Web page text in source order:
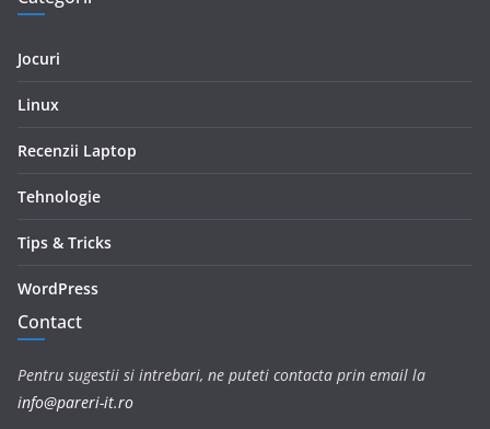
Jocuri
Linux
Recenzii Laptop
Tehnologie
Tips & Tricks
WordPress
Contact
Pentru sugestii si intrebari, ne puteti contacta prin email la
info@pareri-it.ro